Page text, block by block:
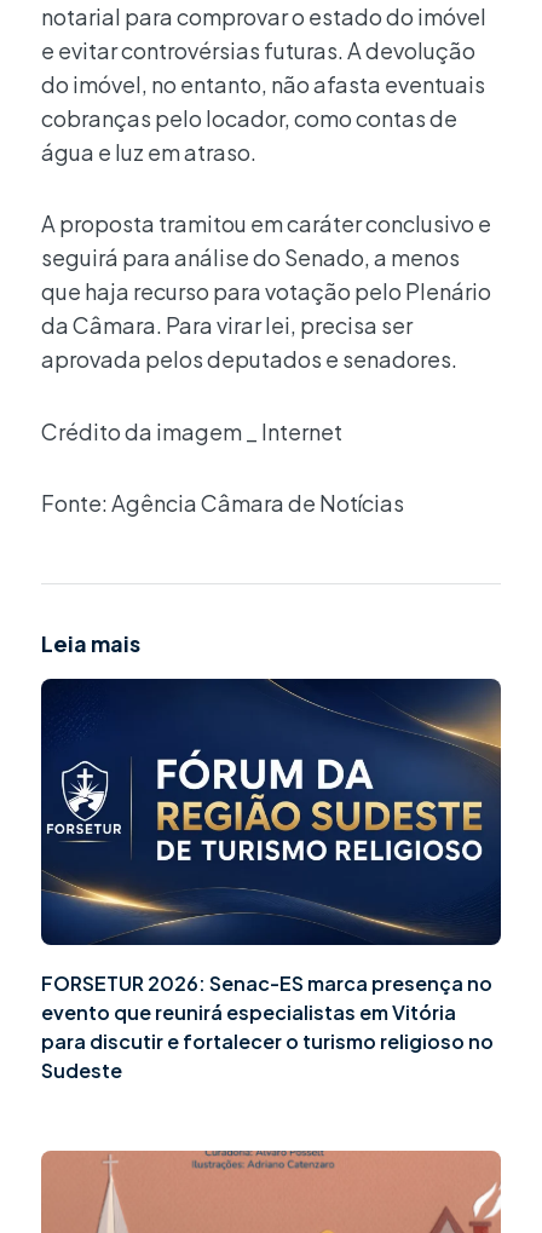
notarial para comprovar o estado do imóvel
e evitar controvérsias futuras. A devolução
do imóvel, no entanto, não afasta eventuais
cobranças pelo locador, como contas de
água e luz em atraso.
A proposta tramitou em caráter conclusivo e
seguirá para análise do Senado, a menos
que haja recurso para votação pelo Plenário
da Câmara. Para virar lei, precisa ser
aprovada pelos deputados e senadores.
Crédito da imagem _ Internet
Fonte: Agência Câmara de Notícias
Leia mais
FORSETUR 2026: Senac-ES marca presença no
evento que reunirá especialistas em Vitória
para discutir e fortalecer o turismo religioso no
Sudeste